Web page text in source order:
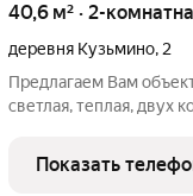
40,6 м² · 2-
деревня Кузьмино, 2
Предлагаем Вам
светлая, теплая, двух
на втором этаже
квартиры
Показать